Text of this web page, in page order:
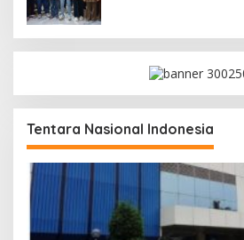
Tentara Nasional Indonesia